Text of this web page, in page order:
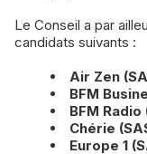
Le Conseil a par
candidats suivants :
Air Zen
BFM
BFM
Chérie
Europe 1